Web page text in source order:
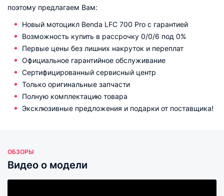
поэтому предлагаем Вам:
Новый мотоцикл Benda LFC 700 Pro с гарантией
Возможность купить в рассрочку 0/0/6 под 0%
Первые цены без лишних накруток и переплат
Официальное гарантийное обслуживание
Сертифицированный сервисный центр
Только оригинальные запчасти
Полную комплектацию товара
Эксклюзивные предложения и подарки от поставщика!
ОБЗОРЫ
Видео о модели